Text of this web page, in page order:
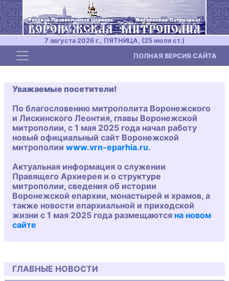
7 августа 2026 г., ПЯТНИЦА, (25 июля ст.)
Toggle navigation ПОЛНАЯ ВЕРСИЯ САЙТА
Уважаемые посетители!
По благословению митрополита Воронежского
и Лискинского Леонтия, главы Воронежской
митрополии, с 1 мая 2025 года начал работу
новый официальный сайт Воронежской
митрополии www.vrn-eparhia.ru.
Актуальная информация о служении
Правящего Архиерея и о структуре
митрополии, сведения об истории
Воронежской епархии, монастырей и храмов, а
также новости епархиальной и приходской
жизни с 1 мая 2025 года размещаются на новом
сайте
ГЛАВНЫЕ НОВОСТИ